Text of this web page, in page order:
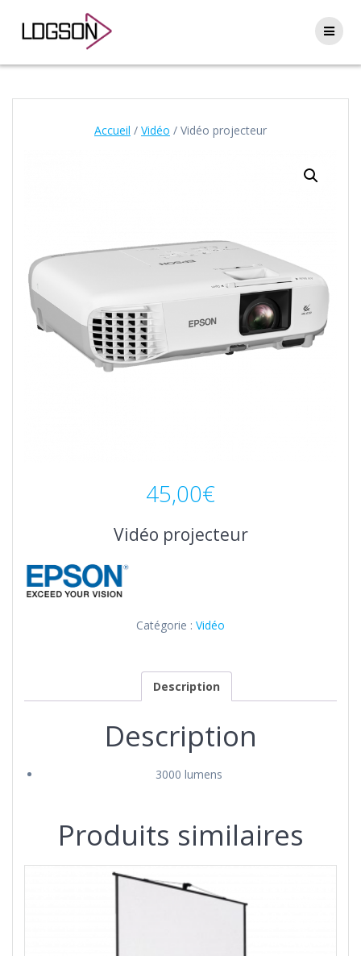
Accueil / Vidéo / Vidéo projecteur
45,00€
Vidéo projecteur
Catégorie : Vidéo
Description
Description
3000 lumens
Produits similaires